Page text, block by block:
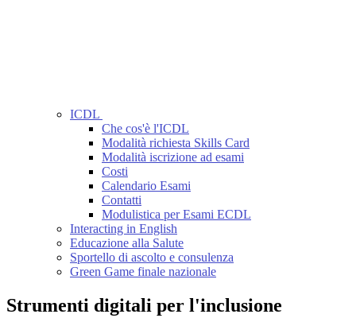
ICDL
Che cos'è l'ICDL
Modalità richiesta Skills Card
Modalità iscrizione ad esami
Costi
Calendario Esami
Contatti
Modulistica per Esami ECDL
Interacting in English
Educazione alla Salute
Sportello di ascolto e consulenza
Green Game finale nazionale
Strumenti digitali per l'inclusione